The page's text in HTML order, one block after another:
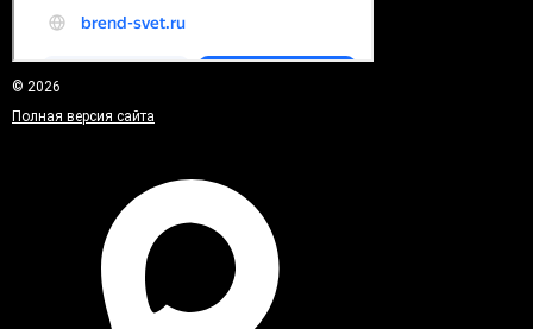
© 2026
Полная версия сайта